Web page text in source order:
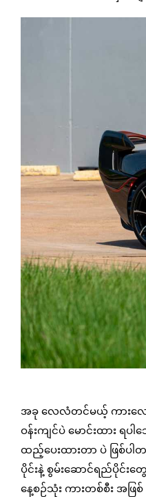
အခု လေ‌လံတင်မယ့် ကားလေ
ဝန်းကျင်ပဲ မောင်းထား ရပ
ထည့်ပေးထားတာ ပဲ ဖြစ်ပါ
ပိုင်းနဲ့ စွမ်းဆောင်ရည်ပိုင်း
နေ့စဉ်သုံး ကားတစ်စီး အဖြ